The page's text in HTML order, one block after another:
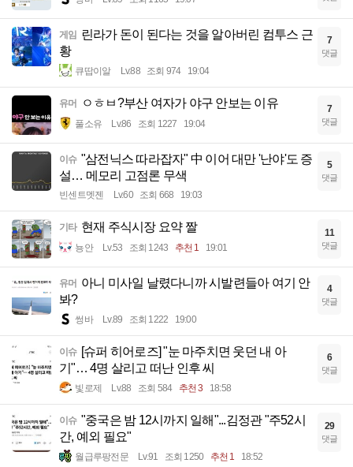
게임 린라가 돈이 된다는 것을 알아버린 컴투스 근
황
큐땁이알 Lv.88 조회 974 19:04
7
댓글
유머 ㅇㅎㅂ?부산 여자가 야구 안보는 이유
풀소유 Lv.86 조회 1227 19:04
7
댓글
이슈 "삼전닉스 따라잡자" 中 이어 대만 '난야'도 증
설… 메모리 고점론 무색
빈센트멧젠 Lv.60 조회 668 19:03
5
댓글
기타 현재 주식시장 요약 짤
뇽안 Lv.53 조회 1243 추천 1 19:01
11
댓글
유머 아니 미사일 날렸다니까 시발련들아 여기 안
봐?
썽바 Lv.89 조회 1222 19:00
4
댓글
이슈 [슈퍼 히어로즈] "눈 마주치면 웃던 내 아
기"… 4명 살리고 떠난 인후 씨
빛로제 Lv.88 조회 584 추천 3 18:58
6
댓글
이슈 "중국은 밤 12시까지 일해"...김정관 "주52시
간, 예외 필요"
월급루팡전문 Lv.91 조회 1250 추천 1 18:52
29
댓글